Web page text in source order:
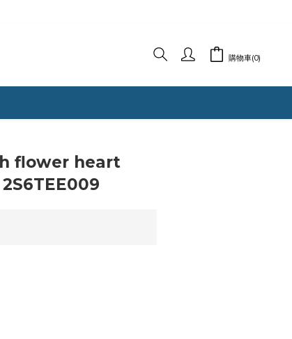
購物車(0)
flower heart